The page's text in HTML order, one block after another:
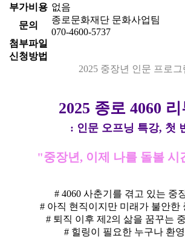
부가비용 없음
문의
종로문화재단 문화사업팀
070-4600-5737
첨부파일
신청방법
2025 중장년 인문 프로그
2025 종로 4060
: 인문 오프닝 특강, 첫
"중장년, 이제 나를 돌볼 시
# 4060 사춘기를 겪고 있는 중
# 아직 현직이지만 미래가 불안한
# 퇴직 이후 제2의 삶을 꿈꾸는
# 힐링이 필요한 누구나 환